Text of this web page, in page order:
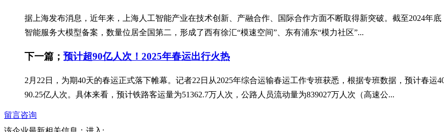
据上海发布消息，近年来，上海人工智能产业在技术创新、产融合作、国际合作方面不断取得新突破。截至2024年
智能服务大模型备案，数量位居全国第二，形成了西有徐汇“模速空间”、东有浦东“模力社区”...
下一篇； 预计超90亿人次！2025年春运出行火热
2月22日，为期40天的春运正式落下帷幕。记者22日从2025年综合运输春运工作专班获悉，根据专班数据，预计春运
90.25亿人次。具体来看，预计铁路客运量为51362.7万人次，公路人员流动量为839027万人次（高速公...
留言咨询